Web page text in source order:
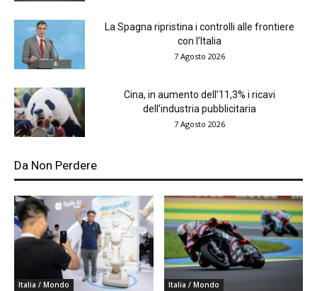
La Spagna ripristina i controlli alle frontiere
con l’Italia
7 Agosto 2026
Cina, in aumento dell’11,3% i ricavi
dell’industria pubblicitaria
7 Agosto 2026
Da Non Perdere
Italia / Mondo Italia / Mondo